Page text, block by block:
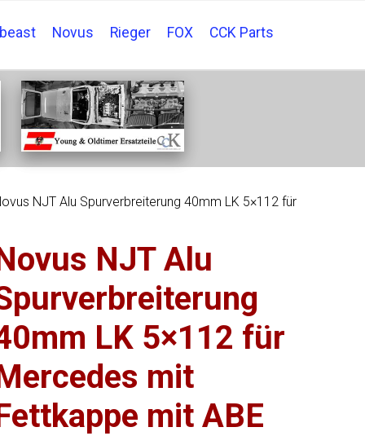
Novus Rieger FOX CCK Parts
NJT Alu Spurverbreiterung 40mm LK 5×112 für
NJT Alu
LK 5×112 für
mit
mit ABE